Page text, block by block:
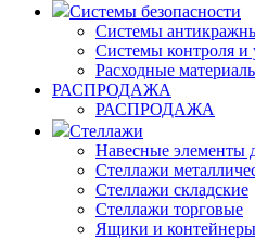
Системы безопасности
Системы
Системы контроля
Расходные
РАСПРОДАЖА
РАСПРОДАЖА
Стеллажи
Навесные элементы
Стеллажи
Стеллажи складские
Стеллажи торговые
Ящики и контейнеры